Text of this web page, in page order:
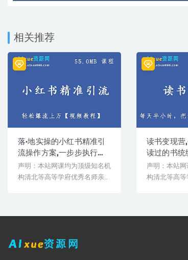
相关推荐
落·地实操的小红书精准引
流操作方案,一步步执行轻
松爆流上万视频教程,55.0MB
百度网盘打包下载
声明：本站网课均为顶级知名机
构清北等高等学府优秀名师亲授
读书变现营
读过的书统
qian,3.11GB
载
声明：本站
构清北等高等